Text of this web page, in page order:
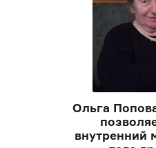
Ольга
внутренний